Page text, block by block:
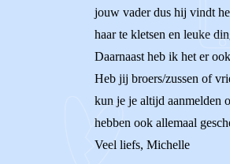
jouw vader dus hij vindt
haar te kletsen en leuke
Daarnaast heb ik het er
Heb jij broers/zussen of
kun je je altijd aanmelden
hebben ook allemaal
Veel liefs, Michelle